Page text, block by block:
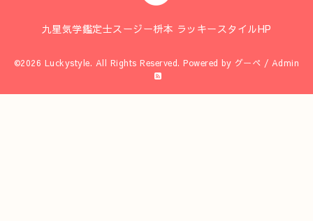
九星気学鑑定士スージー枡本 ラッキースタイルHP
©2026 Luckystyle. All Rights Reserved. Powered by グーペ / Admin